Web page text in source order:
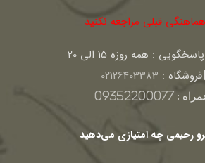
قبلی مراجعه نکنید
: همه روزه 15 الی 20
فروشگاه : 02126403383
:
09352200077
رحیمی چه امتیازی می‌دهید